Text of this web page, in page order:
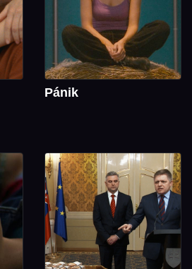
Pánik